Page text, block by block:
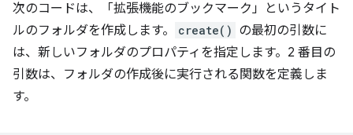
次のコードは、「拡張機能のブックマーク」というタイト
ルのフォルダを作成します。
create() の最初の引数に
は、新しいフォルダのプロパティを指定します。2 番目の
引数は、フォルダの作成後に実行される関数を定義しま
す。